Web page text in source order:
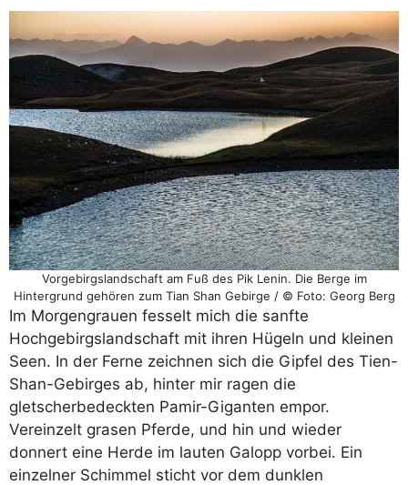
Vorgebirgslandschaft am Fuß des Pik Lenin. Die Berge im
Hintergrund gehören zum Tian Shan Gebirge / © Foto: Georg Berg
Im Morgengrauen fesselt mich die sanfte
Hochgebirgslandschaft mit ihren Hügeln und kleinen
Seen. In der Ferne zeichnen sich die Gipfel des Tien-
Shan-Gebirges ab, hinter mir ragen die
gletscherbedeckten Pamir-Giganten empor.
Vereinzelt grasen Pferde, und hin und wieder
donnert eine Herde im lauten Galopp vorbei. Ein
einzelner Schimmel sticht vor dem dunklen